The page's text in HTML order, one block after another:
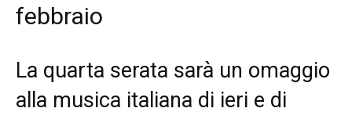
febbraio
La quarta serata sarà un omaggio
alla musica italiana di ieri e di